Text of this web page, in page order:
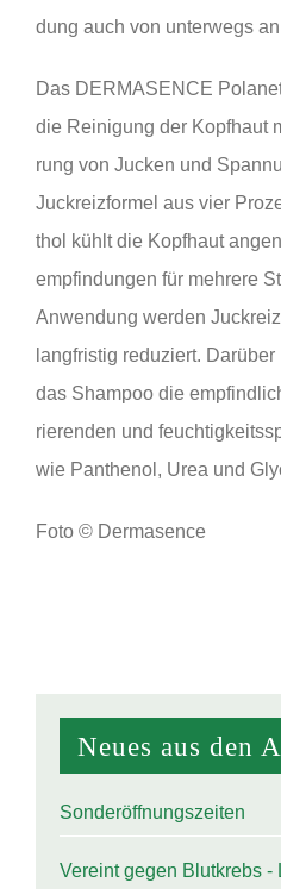
dung auch von unter­wegs
Das DER­MA­SENCE
die Rei­ni­gung der Kopf­haut
rung von Jucken und
Juck­reiz­for­mel aus vier
thol kühlt die Kopf­haut
emp­fin­dun­gen für meh­re­re
Anwen­dung wer­den
lang­fris­tig redu­ziert.
das Sham­poo die
rie­ren­den und
wie Pan­the­nol, Urea und
Foto © Dermasence
Neu­es aus den
Son­der­öff­nungs­zei­ten
Ver­eint gegen Blut­krebs -